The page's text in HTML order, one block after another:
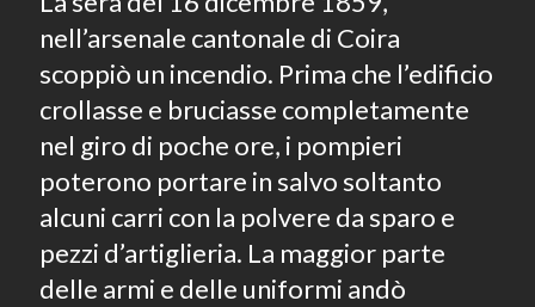
nell’arsenale cantonale di Coira
scoppiò un incendio. Prima che l’edificio
crollasse e bruciasse completamente
nel giro di poche ore, i pompieri
poterono portare in salvo soltanto
alcuni carri con la polvere da sparo e
pezzi d’artiglieria. La maggior parte
delle armi e delle uniformi andò